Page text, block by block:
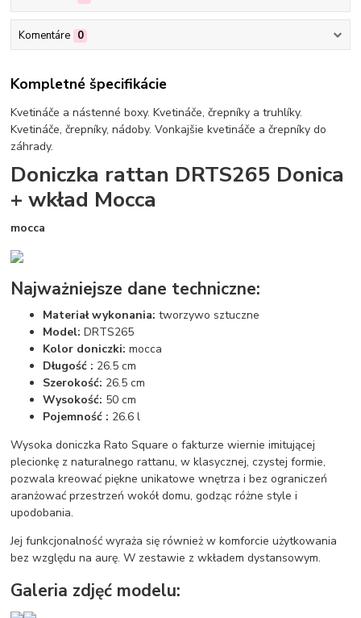
Komentáre 0
Kompletné špecifikácie
Kvetináče a nástenné boxy. Kvetináče, črepníky a truhlíky.
Kvetináče, črepníky, nádoby. Vonkajšie kvetináče a črepníky do
záhrady.
Doniczka rattan DRTS265 Donica
+ wkład Mocca
mocca
Najważniejsze dane techniczne:
Materiał wykonania: tworzywo sztuczne
Model: DRTS265
Kolor doniczki: mocca
Długość : 26.5 cm
Szerokość: 26.5 cm
Wysokość: 50 cm
Pojemność : 26.6 l
Wysoka doniczka Rato Square o fakturze wiernie imitującej
plecionkę z naturalnego rattanu, w klasycznej, czystej formie,
pozwala kreować piękne unikatowe wnętrza i bez ograniczeń
aranżować przestrzeń wokół domu, godząc różne style i
upodobania.
Jej funkcjonalność wyraża się również w komforcie użytkowania
bez względu na aurę. W zestawie z wkładem dystansowym.
Galeria zdjęć modelu: